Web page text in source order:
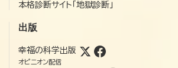
本格診断サイト「地獄診断」
出版
幸福の科学出版
オピニオン配信